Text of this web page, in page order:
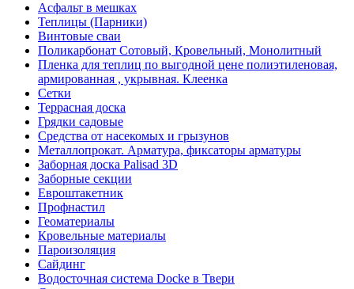
Асфальт в мешках
Теплицы (Парники)
Винтовые сваи
Поликарбонат Сотовый, Кровельный, Монолитный
Пленка для теплиц по выгодной цене полиэтиленовая,
армированная , укрывная. Клеенка
Сетки
Террасная доска
Грядки садовые
Средства от насекомых и грызунов
Металлопрокат. Арматура, фиксаторы арматуры
Заборная доска Palisad 3D
Заборные секции
Евроштакетник
Профнастил
Геоматериалы
Кровельные материалы
Пароизоляция
Сайдинг
Водосточная система Docke в Твери